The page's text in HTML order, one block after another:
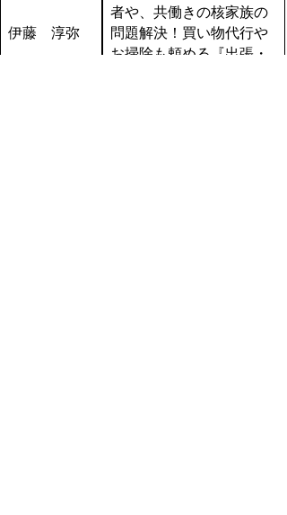
伊藤 淳弥
者や、共働きの核家族の
問題解決！買い物代行や
お掃除も頼める『出張・